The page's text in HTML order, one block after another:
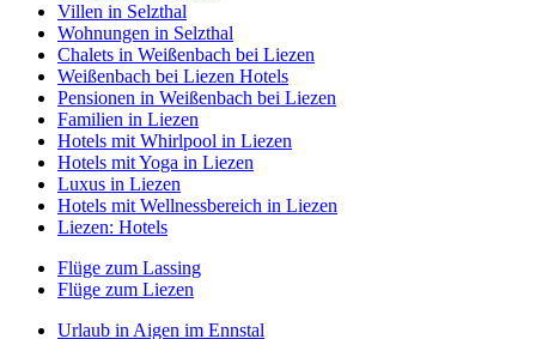
Villen in Selzthal
Wohnungen in Selzthal
Chalets in Weißenbach bei Liezen
Weißenbach bei Liezen Hotels
Pensionen in Weißenbach bei Liezen
Familien in Liezen
Hotels mit Whirlpool in Liezen
Hotels mit Yoga in Liezen
Luxus in Liezen
Hotels mit Wellnessbereich in Liezen
Liezen: Hotels
Flüge zum Lassing
Flüge zum Liezen
Urlaub in Aigen im Ennstal